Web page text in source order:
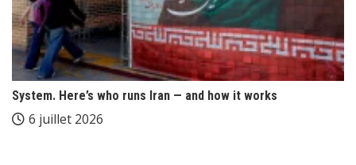
System. Here’s who runs Iran — and how it works
6 juillet 2026